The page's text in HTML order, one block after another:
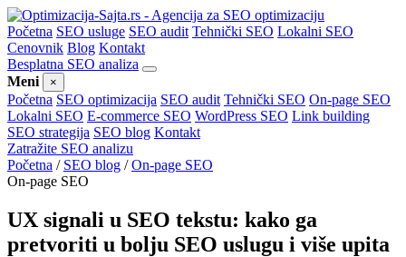
Početna SEO usluge SEO audit Tehnički SEO Lokalni SEO
Cenovnik Blog Kontakt
Besplatna SEO analiza
Meni
×
Početna SEO optimizacija SEO audit Tehnički SEO On-page SEO
Lokalni SEO E-commerce SEO WordPress SEO Link building
SEO strategija SEO blog Kontakt
Zatražite SEO analizu
Početna / SEO blog /On-page SEO
On-page SEO
UX signali u SEO tekstu: kako ga
pretvoriti u bolju SEO uslugu i više upita